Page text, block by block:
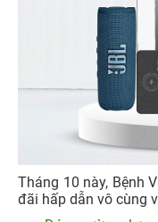
Tháng 10 này, Bệnh
đãi hấp dẫn vô cùng